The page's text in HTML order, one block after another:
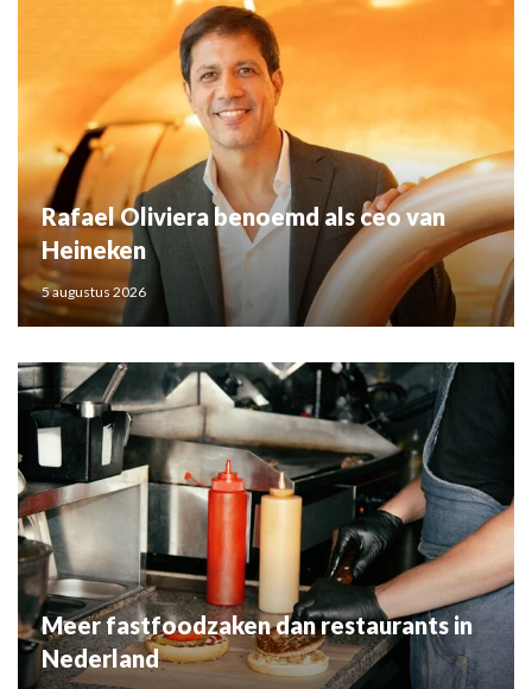
Rafael Oliviera benoemd als ceo van
Heineken
5 augustus 2026
Meer fastfoodzaken dan restaurants in
Nederland